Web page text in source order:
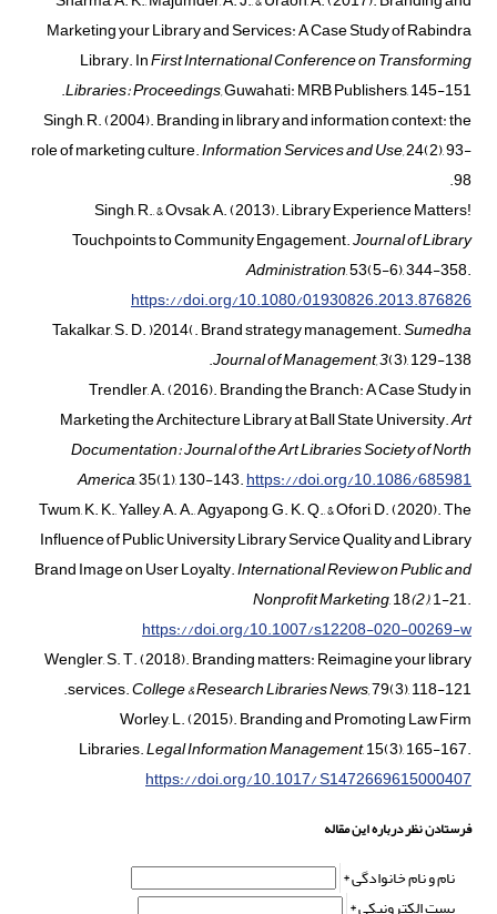
Marketing your Library and Services: A Case Study of Rabindra
Library. InFirst International Conference on Transforming
Libraries: Proceedings,Guwahati: MRB Publishers, 145-151.
Singh, R. (2004). Branding in library and information context: the
role of marketing culture.Information Services and Use,24(2), 93-
98.‏
Singh, R., & Ovsak, A. (2013). Library Experience Matters!
Touchpoints to Community Engagement.Journal of Library
Administration, 53(5-6), 344-358.
https://doi.org/10.1080/01930826.2013.876826
Takalkar, S. D. )2014(. Brand strategy management.Sumedha
Journal of Management,3(3), 129-138.
Trendler, A. (2016). Branding the Branch: A Case Study in
Marketing the Architecture Library at Ball State University.Art
Documentation: Journal of the Art Libraries Society of North
America, 35(1), 130-143.https://doi.org/10.1086/685981
Twum, K. K., Yalley, A. A., Agyapong, G. K. Q., & Ofori, D. (2020). The
Influence of Public University Library Service Quality and Library
Brand Image on User Loyalty.International Review on Public and
Nonprofit Marketing, 18(2), 1-21.
https://doi.org/10.1007/s12208-020-00269-w
Wengler, S. T. (2018). Branding matters: Reimagine your library
services.College & Research Libraries News,79(3), 118-121.
Worley, L. (2015). Branding and Promoting Law Firm
Libraries.Legal Information Management, 15(3), 165-167.
https://doi.org/10.1017/ S1472669615000407
فرستادن نظر درباره این مقاله
نام و نام خانوادگی *
پست الکترونیکی *